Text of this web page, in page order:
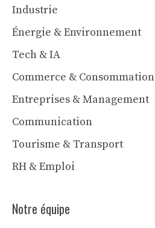
Industrie
Énergie & Environnement
Tech & IA
Commerce & Consommation
Entreprises & Management
Communication
Tourisme & Transport
RH & Emploi
Notre équipe